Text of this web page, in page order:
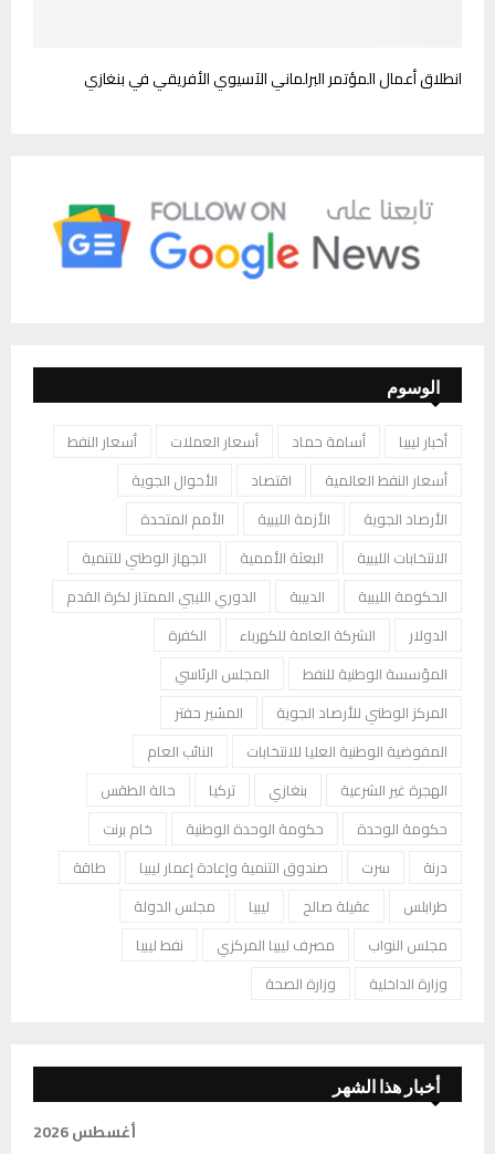
انطلاق أعمال المؤتمر البرلماني الآسيوي الأفريقي في بنغازي
الوسوم
أخبار ليبيا أسامة حماد أسعار العملات
أسعار النفط
أسعار النفط العالمية
اقتصاد
الأحوال الجوية
الأرصاد الجوية
الأزمة الليبية
الأمم المتحدة
الانتخابات الليبية
البعثة الأممية
الجهاز الوطني للتنمية
الحكومة الليبية
الدبيبة
الدوري الليبي الممتاز لكرة القدم
الدولار
الشركة العامة للكهرباء
الكفرة
المؤسسة الوطنية للنفط
المجلس الرئاسي
المركز الوطني للأرصاد الجوية
المشير حفتر
المفوضية الوطنية العليا للانتخابات
النائب العام
الهجرة غير الشرعية
بنغازي تركيا
حالة الطقس
حكومة الوحدة
حكومة الوحدة الوطنية
خام برنت
درنة
سرت صندوق التنمية وإعادة إعمار ليبيا
طاقة
طرابلس
عقيلة صالح ليبيا
مجلس الدولة
مجلس النواب
مصرف ليبيا المركزي
نفط ليبيا
وزارة الداخلية
وزارة الصحة
أخبار هذا الشهر
أغسطس 2026